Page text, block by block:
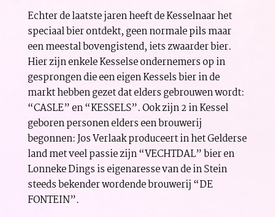
Echter de laatste jaren heeft de Kesselnaar het
speciaal bier ontdekt, geen normale pils maar
een meestal bovengistend, iets zwaarder bier.
Hier zijn enkele Kesselse ondernemers op in
gesprongen die een eigen Kessels bier in de
markt hebben gezet dat elders gebrouwen wordt:
“CASLE” en “KESSELS”. Ook zijn 2 in Kessel
geboren personen elders een brouwerij
begonnen: Jos Verlaak produceert in het Gelderse
land met veel passie zijn “VECHTDAL” bier en
Lonneke Dings is eigenaresse van de in Stein
steeds bekender wordende brouwerij “DE
FONTEIN”.